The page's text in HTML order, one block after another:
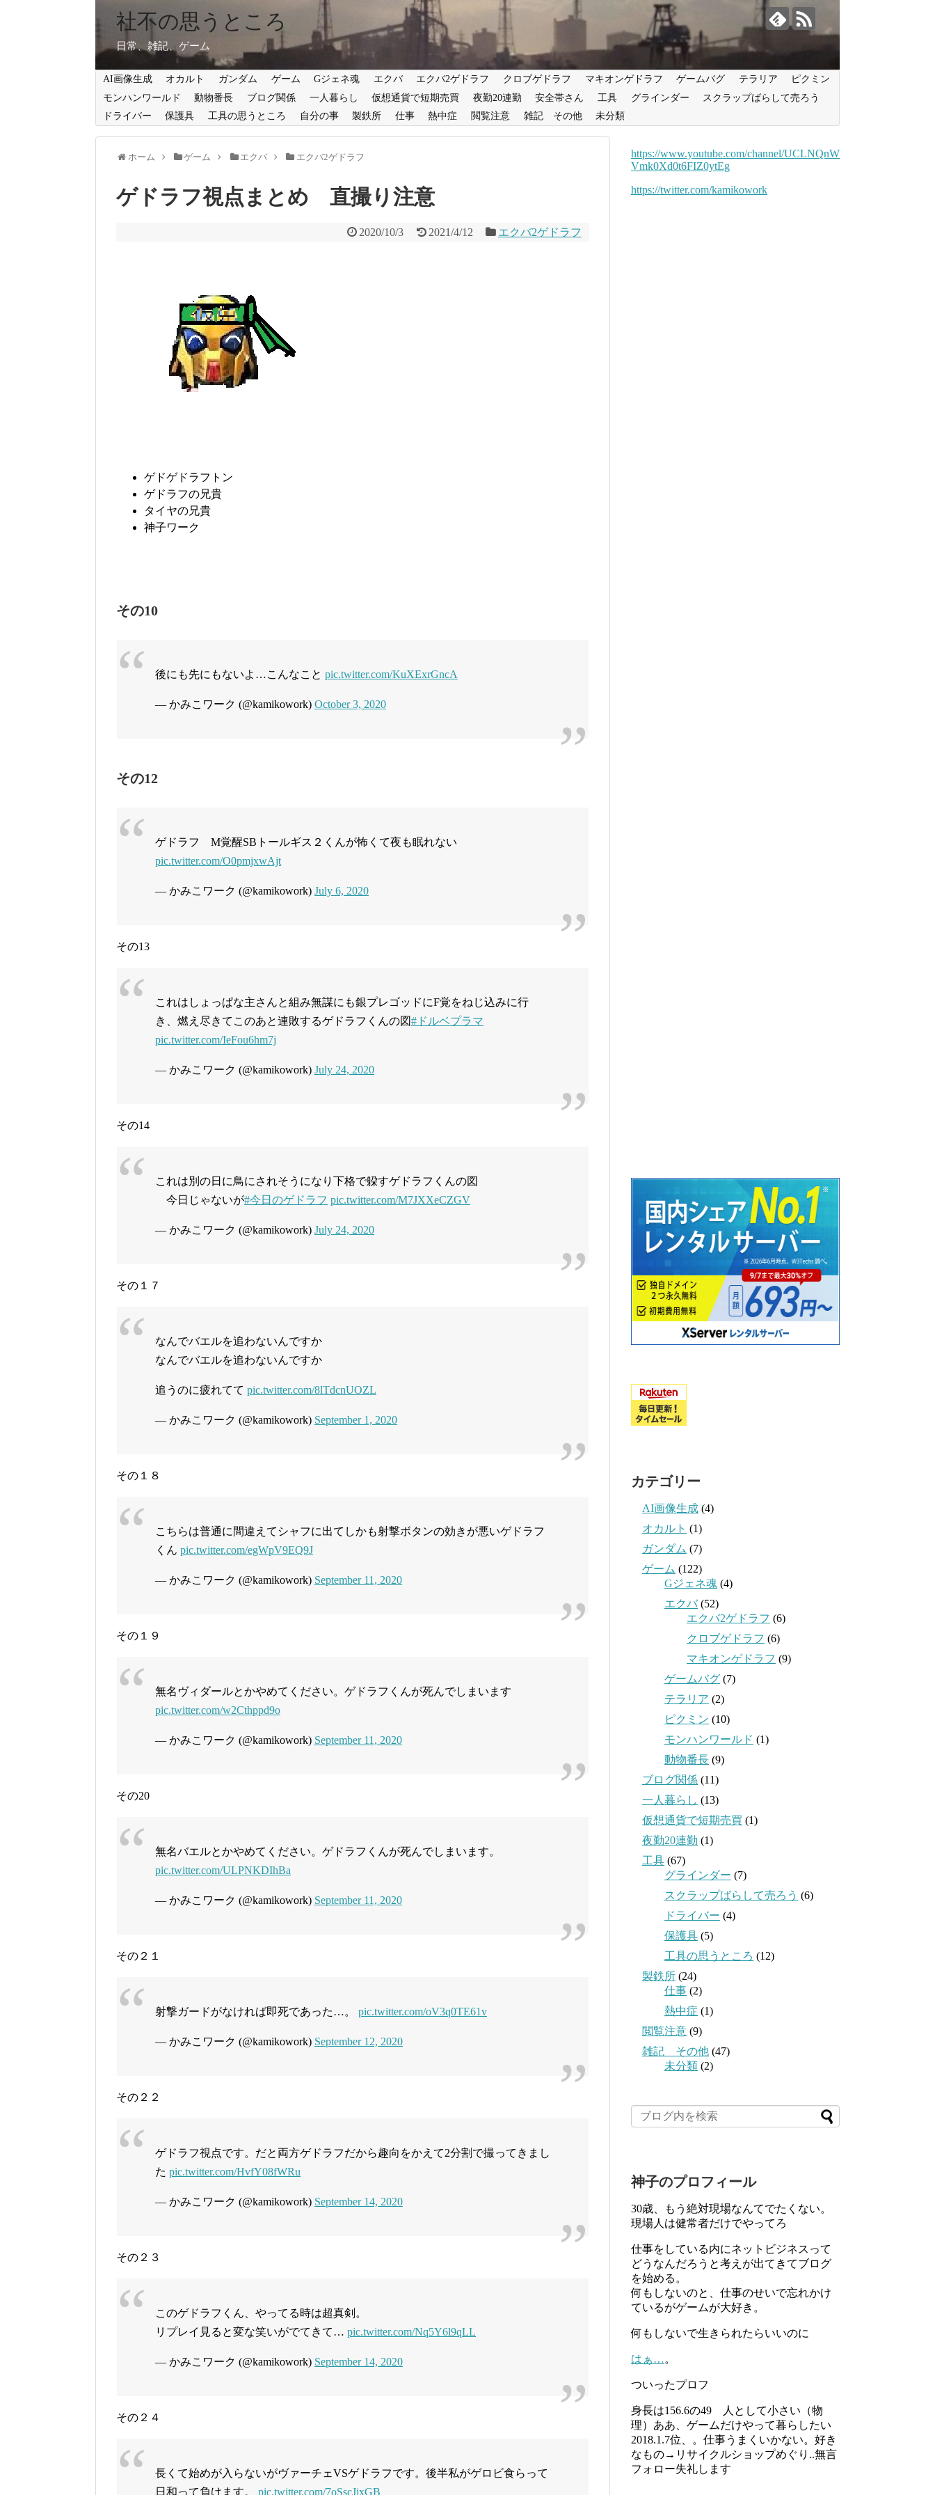
社不の思うところ
日常、雑記、ゲーム
AI画像生成 オカルト ガンダム ゲーム Gジェネ魂 エクバ エクバ2ゲドラフ クロブゲドラフ マキオンゲドラフ ゲームバグ テラリア
ピクミン
モンハンワールド
動物番長 ブログ関係 一人暮らし 仮想通貨で短期売買 夜勤20連勤 安全帯さん 工具 グラインダー
スクラップばらして売ろう
ドライバー
保護具 工具の思うところ 自分の事 製鉄所 仕事 熱中症 閲覧注意 雑記 その他 未分類
ホーム ゲーム エクバ エクバ2ゲドラフ
ゲドラフ視点まとめ 直撮り注意
2020/10/3 2021/4/12 エクバ2ゲドラフ
ゲドゲドラフトン
ゲドラフの兄貴
タイヤの兄貴
神子ワーク
その10
後にも先にもないよ…こんなこと pic.twitter.com/KuXExrGncA
— かみこワーク (@kamikowork) October 3, 2020
その12
ゲドラフ M覚醒SBトールギス２くんが怖くて夜も眠れない
pic.twitter.com/O0pmjxwAjt
— かみこワーク (@kamikowork) July 6, 2020
その13
これはしょっぱな主さんと組み無謀にも銀プレゴッドにF覚をねじ込みに行
き、燃え尽きてこのあと連敗するゲドラフくんの図#ドルベプラマ
pic.twitter.com/IeFou6hm7j
— かみこワーク (@kamikowork) July 24, 2020
その14
これは別の日に鳥にされそうになり下格で躱すゲドラフくんの図
今日じゃないが#今日のゲドラフ pic.twitter.com/M7JXXeCZGV
— かみこワーク (@kamikowork) July 24, 2020
その１７
なんでバエルを追わないんですか
なんでバエルを追わないんですか
追うのに疲れてて pic.twitter.com/8lTdcnUOZL
— かみこワーク (@kamikowork) September 1, 2020
その１８
こちらは普通に間違えてシャフに出てしかも射撃ボタンの効きが悪いゲドラフ
くん pic.twitter.com/egWpV9EQ9J
— かみこワーク (@kamikowork) September 11, 2020
その１９
無名ヴィダールとかやめてください。ゲドラフくんが死んでしまいます
pic.twitter.com/w2Cthppd9o
— かみこワーク (@kamikowork) September 11, 2020
その20
無名バエルとかやめてください。ゲドラフくんが死んでしまいます。
pic.twitter.com/ULPNKDIhBa
— かみこワーク (@kamikowork) September 11, 2020
その２１
射撃ガードがなければ即死であった…。 pic.twitter.com/oV3q0TE61v
— かみこワーク (@kamikowork) September 12, 2020
その２２
ゲドラフ視点です。だと両方ゲドラフだから趣向をかえて2分割で撮ってきまし
た pic.twitter.com/HvfY08fWRu
— かみこワーク (@kamikowork) September 14, 2020
その２３
このゲドラフくん、やってる時は超真剣。
リプレイ見ると変な笑いがでてきて… pic.twitter.com/Nq5Y6l9qLL
— かみこワーク (@kamikowork) September 14, 2020
その２４
長くて始めが入らないがヴァーチェVSゲドラフです。後半私がゲロビ食らって
日和って負けます。 pic.twitter.com/7oSscJjxGB
https://www.youtube.com/channel/UCLNQnW
Vmk0Xd0t6FIZ0ytEg
https://twitter.com/kamikowork
カテゴリー
AI画像生成 (4)
オカルト (1)
ガンダム (7)
ゲーム (122)
Gジェネ魂 (4)
エクバ(52)
エクバ2ゲドラフ (6)
クロブゲドラフ (6)
マキオンゲドラフ (9)
ゲームバグ (7)
テラリア (2)
ピクミン (10)
モンハンワールド (1)
動物番長 (9)
ブログ関係 (11)
一人暮らし (13)
仮想通貨で短期売買 (1)
夜勤20連勤 (1)
工具 (67)
グラインダー (7)
スクラップばらして売ろう (6)
ドライバー (4)
保護具 (5)
工具の思うところ (12)
製鉄所 (24)
仕事 (2)
熱中症 (1)
閲覧注意 (9)
雑記 その他 (47)
未分類 (2)
神子のプロフィール
30歳、もう絶対現場なんてでたくない。
現場人は健常者だけでやってろ
仕事をしている内にネットビジネスって
どうなんだろうと考えが出てきてブログ
を始める。
何もしないのと、仕事のせいで忘れかけ
ているがゲームが大好き。
何もしないで生きられたらいいのに
はぁ…。
ついったプロフ
身長は156.6の49 人として小さい（物
理）ああ、ゲームだけやって暮らしたい
2018.1.7位、。仕事うまくいかない。好き
なもの→リサイクルショップめぐり..無言
フォロー失礼します